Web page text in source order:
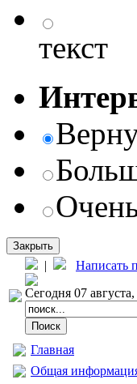
текст
Закрыть
| Написать
Сегодня 07
Главная
Общая